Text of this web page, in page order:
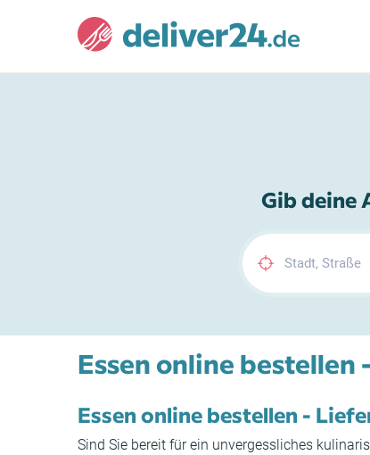
Gib deine
Essen online
Essen online bestellen -
Sind Sie bereit für ein unvergessliches